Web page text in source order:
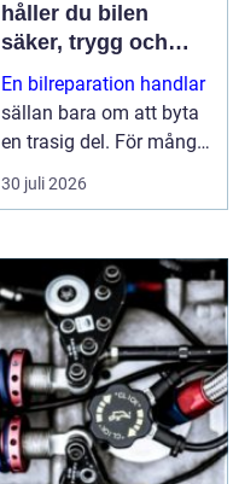
håller du bilen
säker, trygg och
ekonomisk
En bilreparation handlar
sällan bara om att byta
en trasig del. För många
bilägare är bilen en
förutsättning för
fritid och alla måsten
däremellan. När bilen
krå...
30 juli 2026